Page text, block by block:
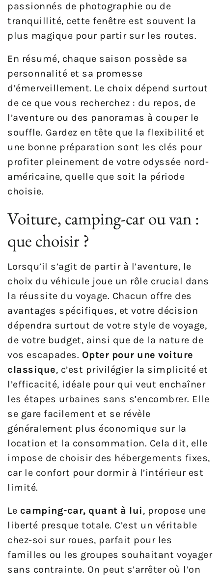
passionnés de photographie ou de
tranquillité, cette fenêtre est souvent la
plus magique pour partir sur les routes.
En résumé, chaque saison possède sa
personnalité et sa promesse
d’émerveillement. Le choix dépend surtout
de ce que vous recherchez : du repos, de
l’aventure ou des panoramas à couper le
souffle. Gardez en tête que la flexibilité et
une bonne préparation sont les clés pour
profiter pleinement de votre odyssée nord-
américaine, quelle que soit la période
choisie.
Voiture, camping-car ou van :
que choisir ?
Lorsqu’il s’agit de partir à l’aventure, le
choix du véhicule joue un rôle crucial dans
la réussite du voyage. Chacun offre des
avantages spécifiques, et votre décision
dépendra surtout de votre style de voyage,
de votre budget, ainsi que de la nature de
vos escapades. Opter pour une voiture
classique, c’est privilégier la simplicité et
l’efficacité, idéale pour qui veut enchaîner
les étapes urbaines sans s’encombrer. Elle
se gare facilement et se révèle
généralement plus économique sur la
location et la consommation. Cela dit, elle
impose de choisir des hébergements fixes,
car le confort pour dormir à l’intérieur est
limité.
Le camping-car, quant à lui, propose une
liberté presque totale. C’est un véritable
chez-soi sur roues, parfait pour les
familles ou les groupes souhaitant voyager
sans contrainte. On peut s’arrêter où l’on